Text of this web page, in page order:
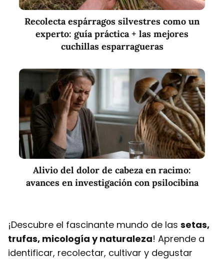
Recolecta espárragos silvestres como un
experto: guía práctica + las mejores
cuchillas esparragueras
Alivio del dolor de cabeza en racimo:
avances en investigación con psilocibina
¡Descubre el fascinante mundo de las setas,
trufas, micología y naturaleza! Aprende a
identificar, recolectar, cultivar y degustar